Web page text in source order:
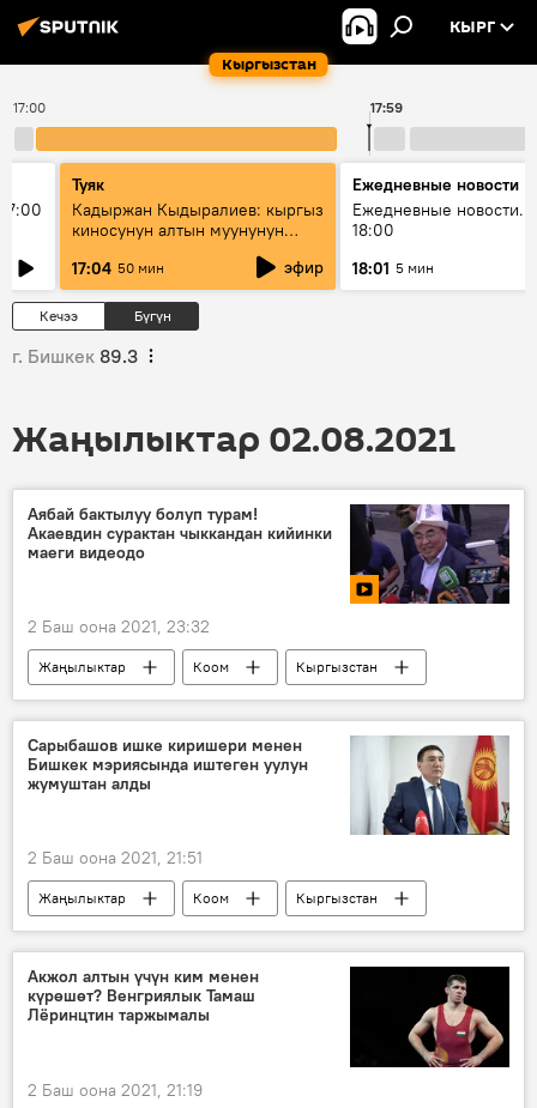
Кыргызстан
КЫРГ
17:00 17:59
Туяк
Кадыржан Кыдыралиев: кыргыз
киносунун алтын муунунун
17:04 50 мин эфир
Ежедневные новости
Ежедневные новости.
18:00
18:01 5 мин
Кечээ Бүгүн
г. Бишкек 89.3
Жаңылыктар 02.08.2021
Аябай бактылуу болуп турам!
Акаевдин сурактан чыккандан кийинки
маеги видеодо
2 Баш оона 2021, 23:32
Жаңылыктар Коом
Кыргызстан
Саясат
Видео
Мультимедиа
Аскар Акаев
Кумтөр
сурак
келүү
Сарыбашов ишке киришери менен
Бишкек мэриясында иштеген уулун
жумуштан алды
2 Баш оона 2021, 21:51
Жаңылыктар Коом
Кыргызстан
Саясат
Таалайбек Сарыбашов
кызмат
мэрия
бошотуу
Акжол алтын үчүн ким менен
күрөшөт? Венгриялык Тамаш
Лёринцтин таржымалы
2 Баш оона 2021, 21:19